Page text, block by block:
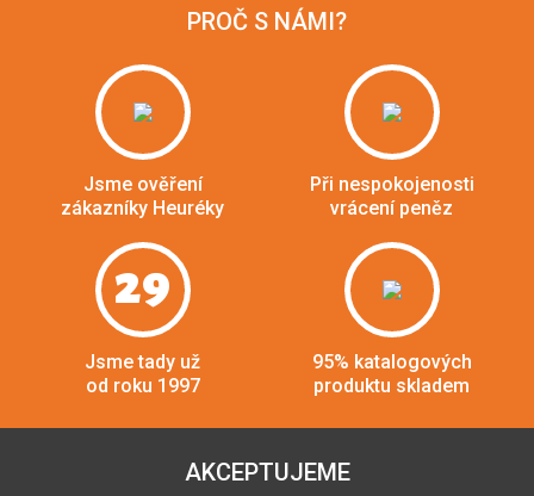
PROČ S NÁMI?
Jsme ověření
zákazníky Heuréky
Při nespokojenosti
vrácení peněz
29
Jsme tady už
od roku 1997
95% katalogových
produktu skladem
AKCEPTUJEME